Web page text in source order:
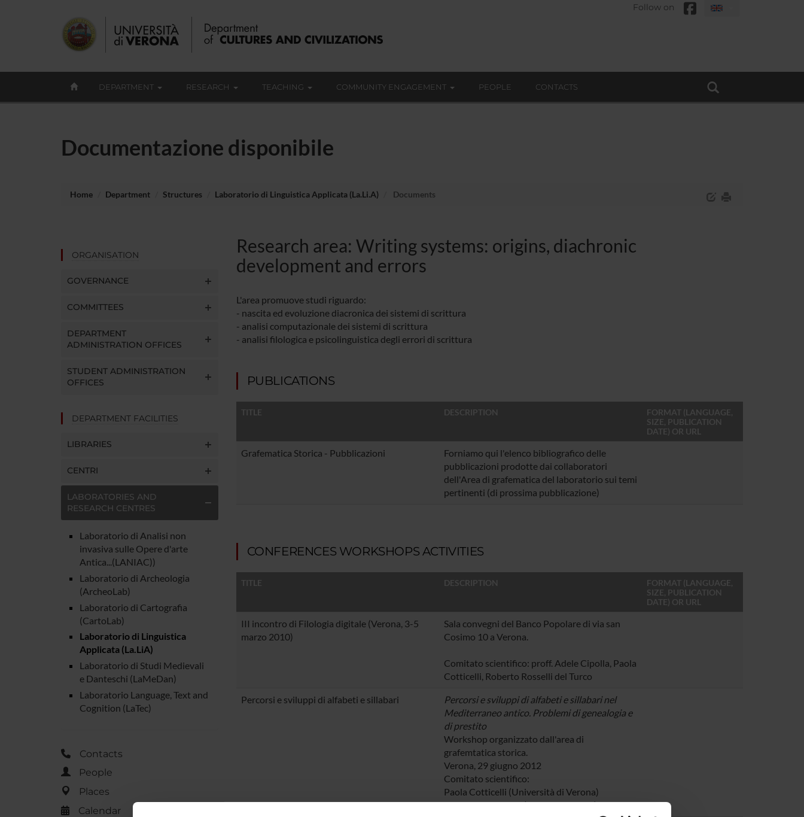
Follow on
DEPARTMENT RESEARCH TEACHING COMMUNITY ENGAGEMENT PEOPLE CONTACTS
Documentazione disponibile
Home Department Structures Laboratorio di Linguistica Applicata (La.Li.A) Documents
ORGANISATION
GOVERNANCE
COMMITTEES
DEPARTMENT
ADMINISTRATION OFFICES
STUDENT ADMINISTRATION
OFFICES
DEPARTMENT FACILITIES
LIBRARIES
CENTRI
LABORATORIES AND
RESEARCH CENTRES
Laboratorio di Analisi non
invasiva sulle Opere d'arte
Antica...(LANIAC))
Laboratorio di Archeologia
(ArcheoLab)
Laboratorio di Cartografia
(CartoLab)
Laboratorio di Linguistica
Applicata (La.LiA)
Laboratorio di Studi Medievali
e Danteschi (LaMeDan)
Laboratorio Language, Text and
Cognition (LaTec)
Contacts
People
Places
Calendar
Research area: Writing systems: origins, diachronic
development and errors
L'area promuove studi riguardo:
- nascita ed evoluzione diacronica dei sistemi di scrittura
- analisi computazionale dei sistemi di scrittura
- analisi filologica e psicolinguistica degli errori di scrittura
PUBLICATIONS
TITLE DESCRIPTION
FORMAT (LANGUAGE,
SIZE, PUBLICATION
DATE) OR URL
Grafematica Storica - Pubblicazioni
Forniamo qui l'elenco bibliografico delle
pubblicazioni prodotte dai collaboratori
dell'Area di grafematica del laboratorio sui temi
pertinenti (di prossima pubblicazione)
CONFERENCES WORKSHOPS ACTIVITIES
TITLE DESCRIPTION
FORMAT (LANGUAGE,
SIZE, PUBLICATION
DATE) OR URL
III incontro di Filologia digitale (Verona, 3-5
marzo 2010)
Sala convegni del Banco Popolare di via san
Cosimo 10 a Verona.
Comitato scientifico: proff. Adele Cipolla, Paola
Cotticelli, Roberto Rosselli del Turco
Percorsi e sviluppi di alfabeti e sillabari
Percorsi e sviluppi di alfabeti e sillabari nel
Mediterraneo antico. Problemi di genealogia e
di prestito
Workshop organizzato dall'area di
grafemtatica storica.
Verona, 29 giugno 2012
Comitato scientifico:
Paola Cotticelli (Università di Verona)
Markus Egetmeyer (Sorbonne, Parigi)